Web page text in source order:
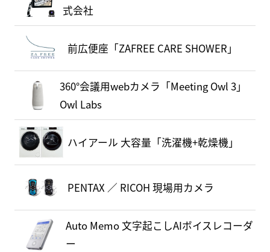
式会社
前広便座「ZAFREE CARE SHOWER」
360°会議用webカメラ「Meeting Owl 3」
Owl Labs
ハイアール 大容量「洗濯機+乾燥機」
PENTAX ／ RICOH 現場用カメラ
Auto Memo 文字起こしAIボイスレコーダ
ー